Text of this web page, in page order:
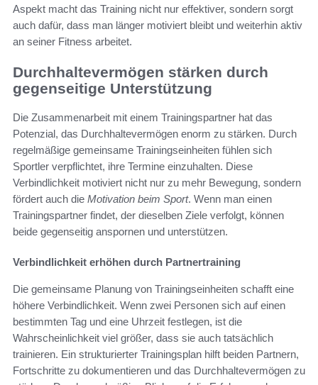
Aspekt macht das Training nicht nur effektiver, sondern sorgt
auch dafür, dass man länger motiviert bleibt und weiterhin aktiv
an seiner Fitness arbeitet.
Durchhaltevermögen stärken durch
gegenseitige Unterstützung
Die Zusammenarbeit mit einem Trainingspartner hat das
Potenzial, das Durchhaltevermögen enorm zu stärken. Durch
regelmäßige gemeinsame Trainingseinheiten fühlen sich
Sportler verpflichtet, ihre Termine einzuhalten. Diese
Verbindlichkeit motiviert nicht nur zu mehr Bewegung, sondern
fördert auch die Motivation beim Sport. Wenn man einen
Trainingspartner findet, der dieselben Ziele verfolgt, können
beide gegenseitig anspornen und unterstützen.
Verbindlichkeit erhöhen durch Partnertraining
Die gemeinsame Planung von Trainingseinheiten schafft eine
höhere Verbindlichkeit. Wenn zwei Personen sich auf einen
bestimmten Tag und eine Uhrzeit festlegen, ist die
Wahrscheinlichkeit viel größer, dass sie auch tatsächlich
trainieren. Ein strukturierter Trainingsplan hilft beiden Partnern,
Fortschritte zu dokumentieren und das Durchhaltevermögen zu